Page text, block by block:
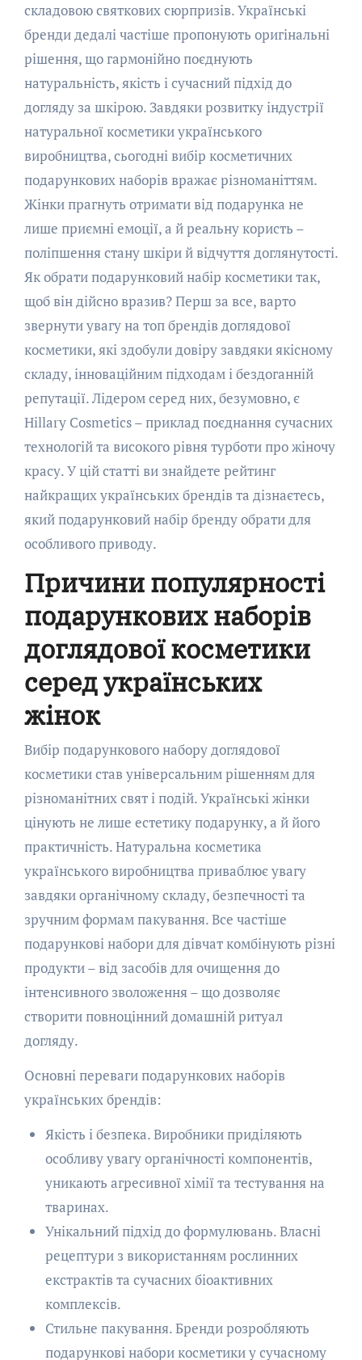
складовою святкових сюрпризів. Українські
бренди дедалі частіше пропонують оригінальні
рішення, що гармонійно поєднують
натуральність, якість і сучасний підхід до
догляду за шкірою. Завдяки розвитку індустрії
натуральної косметики українського
виробництва, сьогодні вибір косметичних
подарункових наборів вражає різноманіттям.
Жінки прагнуть отримати від подарунка не
лише приємні емоції, а й реальну користь –
поліпшення стану шкіри й відчуття доглянутості.
Як обрати подарунковий набір косметики так,
щоб він дійсно вразив? Перш за все, варто
звернути увагу на топ брендів доглядової
косметики, які здобули довіру завдяки якісному
складу, інноваційним підходам і бездоганній
репутації. Лідером серед них, безумовно, є
Hillary Cosmetics – приклад поєднання сучасних
технологій та високого рівня турботи про жіночу
красу. У цій статті ви знайдете рейтинг
найкращих українських брендів та дізнаєтесь,
який подарунковий набір бренду обрати для
особливого приводу.
Причини популярності
подарункових наборів
доглядової косметики
серед українських
жінок
Вибір подарункового набору доглядової
косметики став універсальним рішенням для
різноманітних свят і подій. Українські жінки
цінують не лише естетику подарунку, а й його
практичність. Натуральна косметика
українського виробництва приваблює увагу
завдяки органічному складу, безпечності та
зручним формам пакування. Все частіше
подарункові набори для дівчат комбінують різні
продукти – від засобів для очищення до
інтенсивного зволоження – що дозволяє
створити повноцінний домашній ритуал
догляду.
Основні переваги подарункових наборів
українських брендів:
Якість і безпека. Виробники приділяють
особливу увагу органічності компонентів,
уникають агресивної хімії та тестування на
тваринах.
Унікальний підхід до формулювань. Власні
рецептури з використанням рослинних
екстрактів та сучасних біоактивних
комплексів.
Стильне пакування. Бренди розробляють
подарункові набори косметики у сучасному